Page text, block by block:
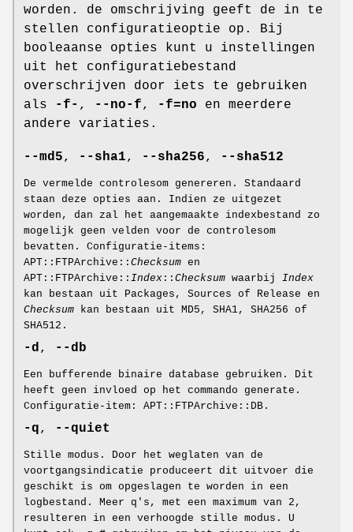
worden. de omschrijving geeft de in te
stellen configuratieoptie op. Bij
booleaanse opties kunt u instellingen
uit het configuratiebestand
overschrijven door iets te gebruiken
als
-f- , --no-f, -f=no en meerdere
andere variaties.
--md5, --sha1, --sha256, --sha512
De vermelde controlesom genereren. Standaard
staan deze opties aan. Indien ze uitgezet
worden, dan zal het aangemaakte indexbestand zo
mogelijk geen velden voor de controlesom
bevatten. Configuratie-items:
APT::FTPArchive:: Checksum en
APT::FTPArchive:: Index :: Checksum waarbij Index
kan bestaan uit Packages, Sources of Release en
Checksum kan bestaan uit MD5, SHA1, SHA256 of
SHA512.
-d, --db
Een bufferende binaire database gebruiken. Dit
heeft geen invloed op het commando generate.
Configuratie-item: APT::FTPArchive::DB.
-q, --quiet
Stille modus. Door het weglaten van de
voortgangsindicatie produceert dit uitvoer die
geschikt is om opgeslagen te worden in een
logbestand. Meer q's, met een maximum van 2,
resulteren in een verhoogde stille modus. U